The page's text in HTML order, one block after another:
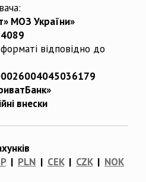
МОЗ України»
відповідно до
внески
| PLN | CEK| CZK| NOK